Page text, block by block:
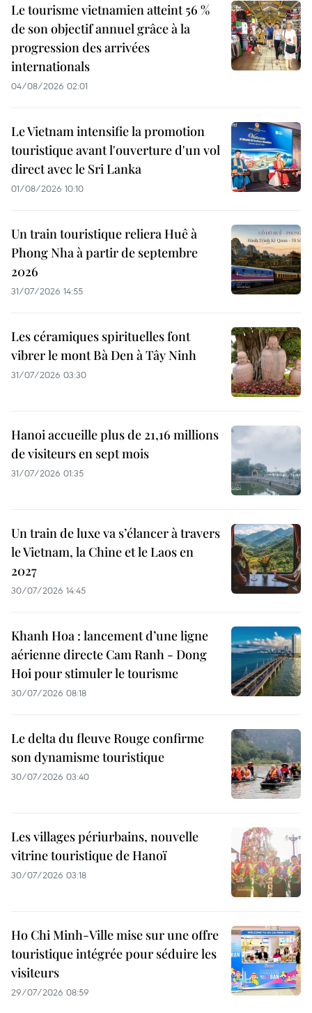
Le tourisme vietnamien atteint 56 %
de son objectif annuel grâce à la
progression des arrivées
internationals
04/08/2026 02:01
Le Vietnam intensifie la promotion
touristique avant l'ouverture d'un vol
direct avec le Sri Lanka
01/08/2026 10:10
Un train touristique reliera Huê à
Phong Nha à partir de septembre
2026
31/07/2026 14:55
Les céramiques spirituelles font
vibrer le mont Bà Den à Tây Ninh
31/07/2026 03:30
Hanoi accueille plus de 21,16 millions
de visiteurs en sept mois ​
31/07/2026 01:35
Un train de luxe va s’élancer à travers
le Vietnam, la Chine et le Laos en
2027
30/07/2026 14:45
Khanh Hoa : lancement d’une ligne
aérienne directe Cam Ranh - Dong
Hoi pour stimuler le tourisme
30/07/2026 08:18
Le delta du fleuve Rouge confirme
son dynamisme touristique
30/07/2026 03:40
Les villages périurbains, nouvelle
vitrine touristique de Hanoï
30/07/2026 03:18
Ho Chi Minh-Ville mise sur une offre
touristique intégrée pour séduire les
visiteurs
29/07/2026 08:59